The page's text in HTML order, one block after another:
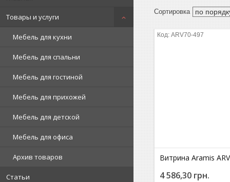
Товары и услуги
Мебель для кухни
Мебель для спальни
Мебель для гостиной
Мебель для прихожей
Мебель для детской
Мебель для офиса
Архив товаров
Статьи
ARV70-497
Витрина Aramis
4 586,30 грн.